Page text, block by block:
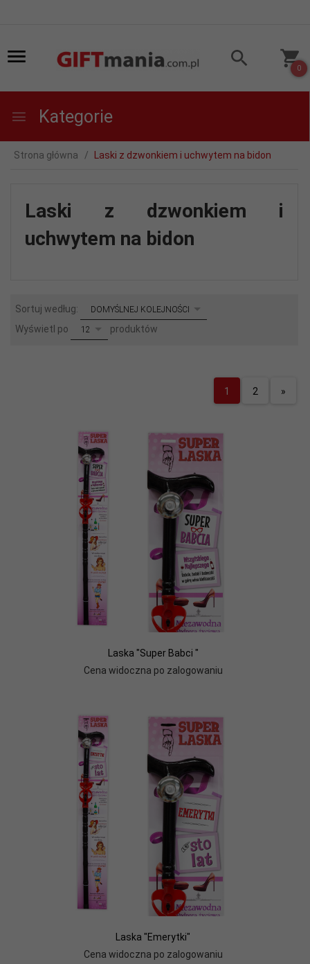
0
Kategorie
Strona główna Laski z dzwonkiem i uchwytem na bidon
Laski z dzwonkiem i
uchwytem na bidon
Sortuj według: sortDOMYŚLNEJ KOLEJNOŚCI
Wyświetl po pop12 produktów
1 2 »
Laska "Super Babci "
Cena widoczna po zalogowaniu
Laska "Emerytki"
Cena widoczna po zalogowaniu